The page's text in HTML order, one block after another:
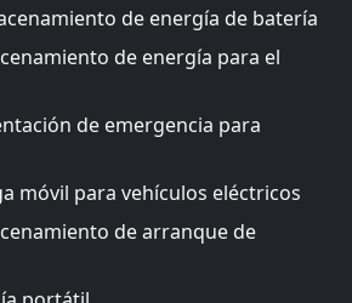
de energía de batería
de energía para el
de emergencia para
móvil para vehículos eléctricos
de arranque de